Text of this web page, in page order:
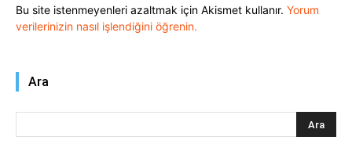
Bu site istenmeyenleri azaltmak için Akismet kullanır. Yorum
verilerinizin nasıl işlendiğini öğrenin.
Ara